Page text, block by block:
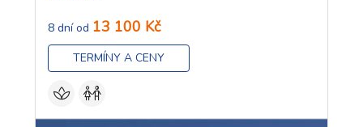
8 dní od 13 100 Kč
TERMÍNY A CENY